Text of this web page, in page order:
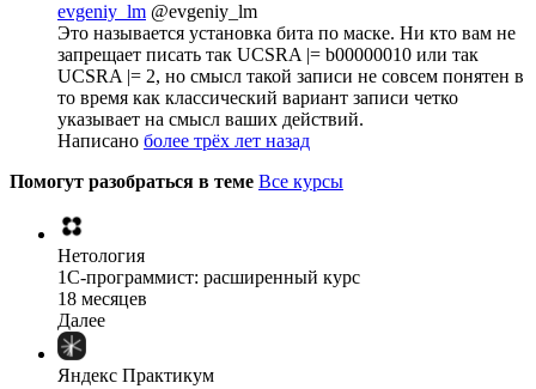
evgeniy_lm @evgeniy_lm
Это называется установка бита по маске. Ни кто вам не
запрещает писать так UCSRA |= b00000010 или так
UCSRA |= 2, но смысл такой записи не совсем понятен в
то время как классический вариант записи четко
указывает на смысл ваших действий.
Написано более трёх лет назад
Помогут разобраться в теме Все курсы
Нетология
1C-программист: расширенный курс
18 месяцев
Далее
Яндекс Практикум